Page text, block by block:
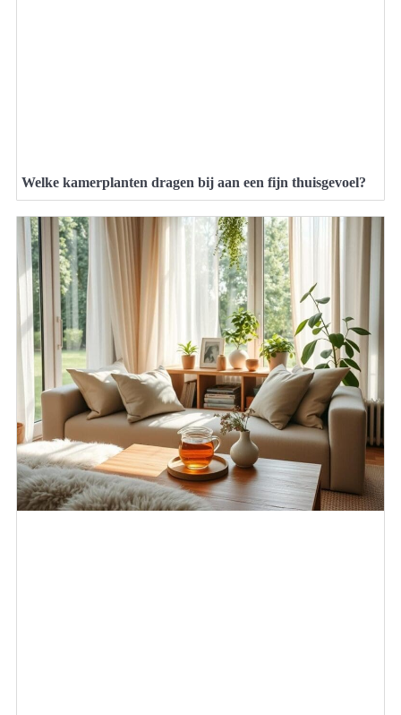
Welke kamerplanten dragen bij aan een fijn thuisgevoel?